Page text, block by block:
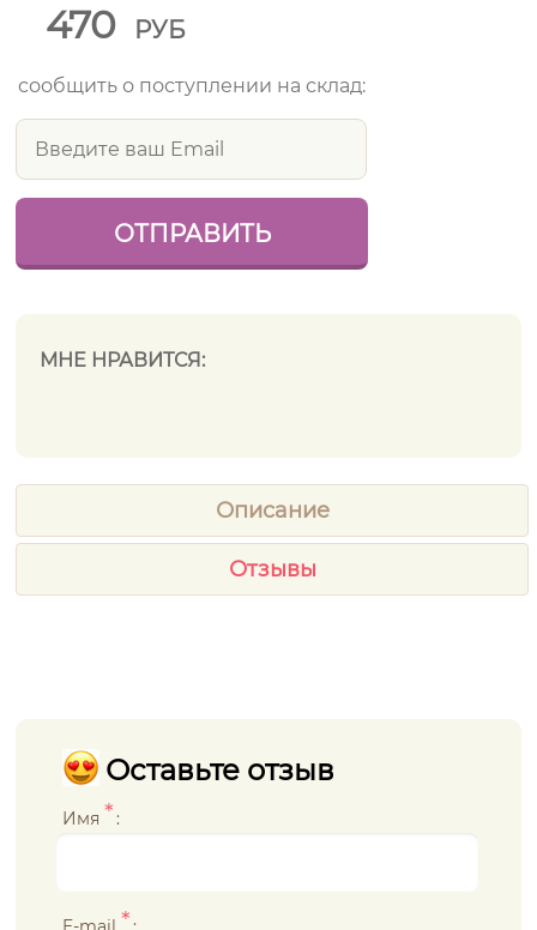
470 РУБ
сообщить о поступлении на склад:
МНЕ НРАВИТСЯ:
Описание
Отзывы
Оставьте отзыв
Имя * :
*